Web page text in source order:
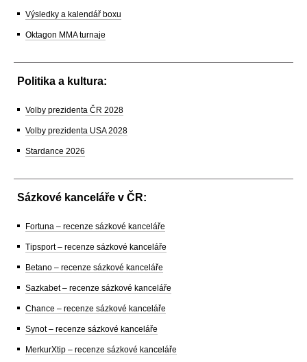
Výsledky a kalendář boxu
Oktagon MMA turnaje
Politika a kultura:
Volby prezidenta ČR 2028
Volby prezidenta USA 2028
Stardance 2026
Sázkové kanceláře v ČR:
Fortuna – recenze sázkové kanceláře
Tipsport – recenze sázkové kanceláře
Betano – recenze sázkové kanceláře
Sazkabet – recenze sázkové kanceláře
Chance – recenze sázkové kanceláře
Synot – recenze sázkové kanceláře
MerkurXtip – recenze sázkové kanceláře